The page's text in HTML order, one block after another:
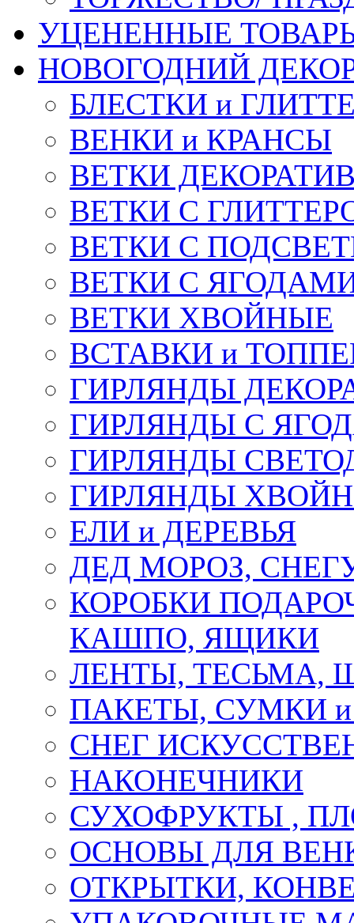
УЦЕНЕННЫЕ
НОВОГОДНИЙ
БЛЕСТКИ и
ВЕНКИ и КРАНСЫ
ВЕТКИ
ВЕТКИ С
ВЕТКИ С
ВЕТКИ С
ВЕТКИ ХВОЙНЫЕ
ВСТАВКИ и
ГИРЛЯНДЫ
ГИРЛЯНДЫ С
ГИРЛЯНДЫ
ГИРЛЯНДЫ
ЕЛИ и ДЕРЕВЬЯ
ДЕД МОРОЗ,
КОРОБКИ
КАШПО, ЯЩИКИ
ЛЕНТЫ, ТЕСЬМА,
ПАКЕТЫ, СУМКИ
СНЕГ
НАКОНЕЧНИКИ
СУХОФРУКТЫ ,
ОСНОВЫ ДЛЯ
ОТКРЫТКИ,